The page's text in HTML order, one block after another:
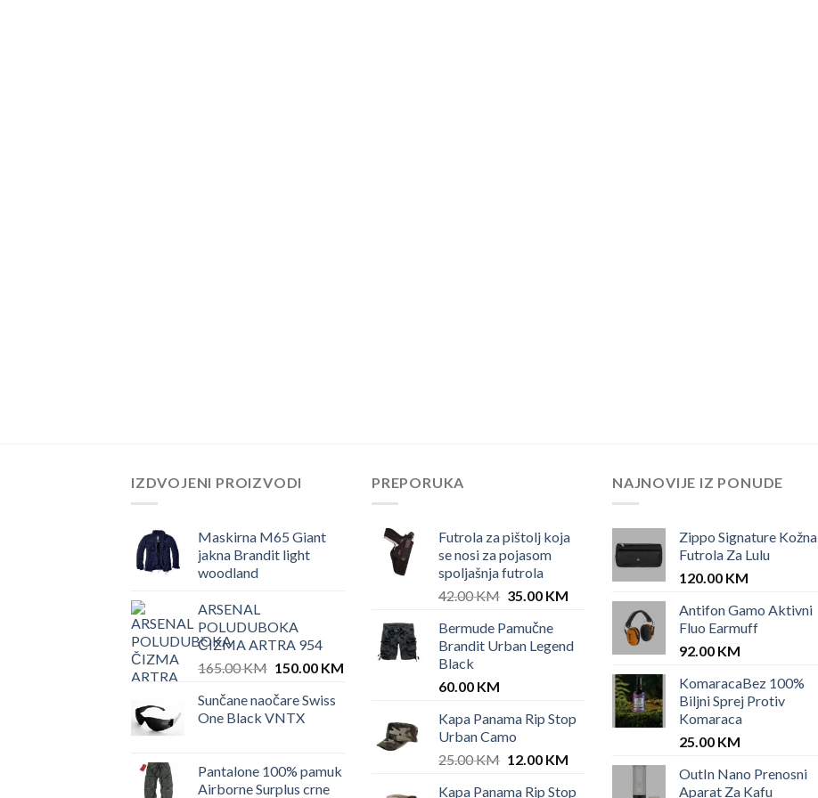
IZDVOJENI PROIZVODI
Maskirna M65 Giant
jakna Brandit light
woodland
ARSENAL
POLUDUBOKA
ČIZMA ARTRA 954
165.00KM Original
was:
165.00 KM.
150.00 KMCurrent
150.00 KM.
Sunčane naočare Swiss
One Black VNTX
Pantalone 100% pamuk
Airborne Surplus crne
PREPORUKA
Futrola za pištolj koja
se nosi za pojasom
spoljašnja futrola
42.00KM Original
was:
42.00 KM.
35.00 KMCurrent
35.00 KM.
Bermude Pamučne
Brandit Urban Legend
Black
60.00 KM
Kapa Panama Rip Stop
Urban Camo
25.00KM Original
12.00 KMCurrent
Kapa Panama Rip Stop
NAJNOVIJE IZ PONUDE
Zippo Signature Kožna
Futrola Za Lulu
120.00 KM
Antifon Gamo Aktivni
Fluo Earmuff
92.00 KM
KomaracaBez 100%
Biljni Sprej Protiv
Komaraca
25.00 KM
OutIn Nano Prenosni
Aparat Za Kafu